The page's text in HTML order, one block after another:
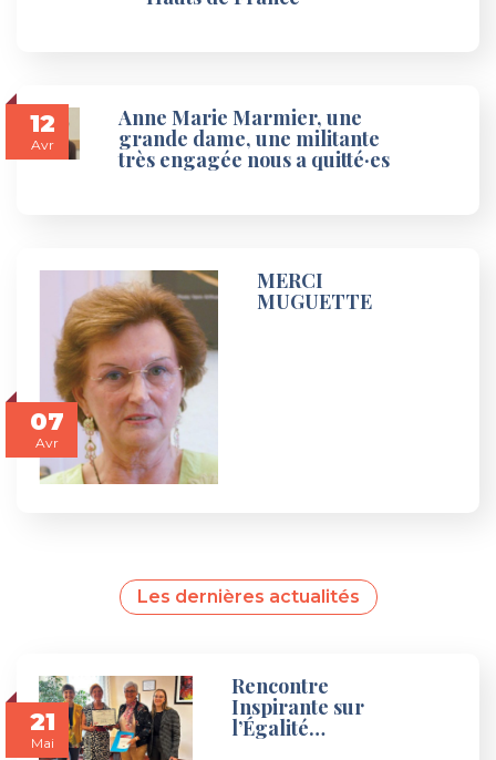
12
Avr
Anne Marie Marmier, une
grande dame, une militante
très engagée nous a quitté·es
07
Avr
MERCI
MUGUETTE
Les dernières actualités
21
Mai
Rencontre
Inspirante sur
l’Égalité…